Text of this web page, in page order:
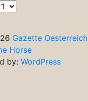
Gazette Oesterreich
Horse
by: WordPress